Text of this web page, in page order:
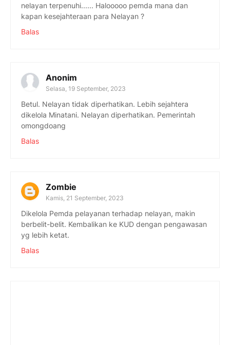
nelayan terpenuhi...... Halooooo pemda mana dan
kapan kesejahteraan para Nelayan ?
Balas
Anonim
Selasa, 19 September, 2023
Betul. Nelayan tidak diperhatikan. Lebih sejahtera
dikelola Minatani. Nelayan diperhatikan. Pemerintah
omongdoang
Balas
Zombie
Kamis, 21 September, 2023
Dikelola Pemda pelayanan terhadap nelayan, makin
berbelit-belit. Kembalikan ke KUD dengan pengawasan
yg lebih ketat.
Balas